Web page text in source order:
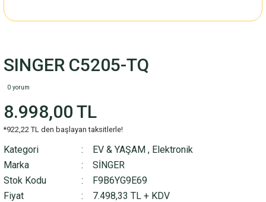
SINGER C5205-TQ
0 yorum
8.998,00 TL
*922,22 TL den başlayan taksitlerle!
Kategori EV & YAŞAM , Elektronik
Marka
SİNGER
Stok Kodu
F9B6YG9E69
Fiyat
7.498,33 TL + KDV